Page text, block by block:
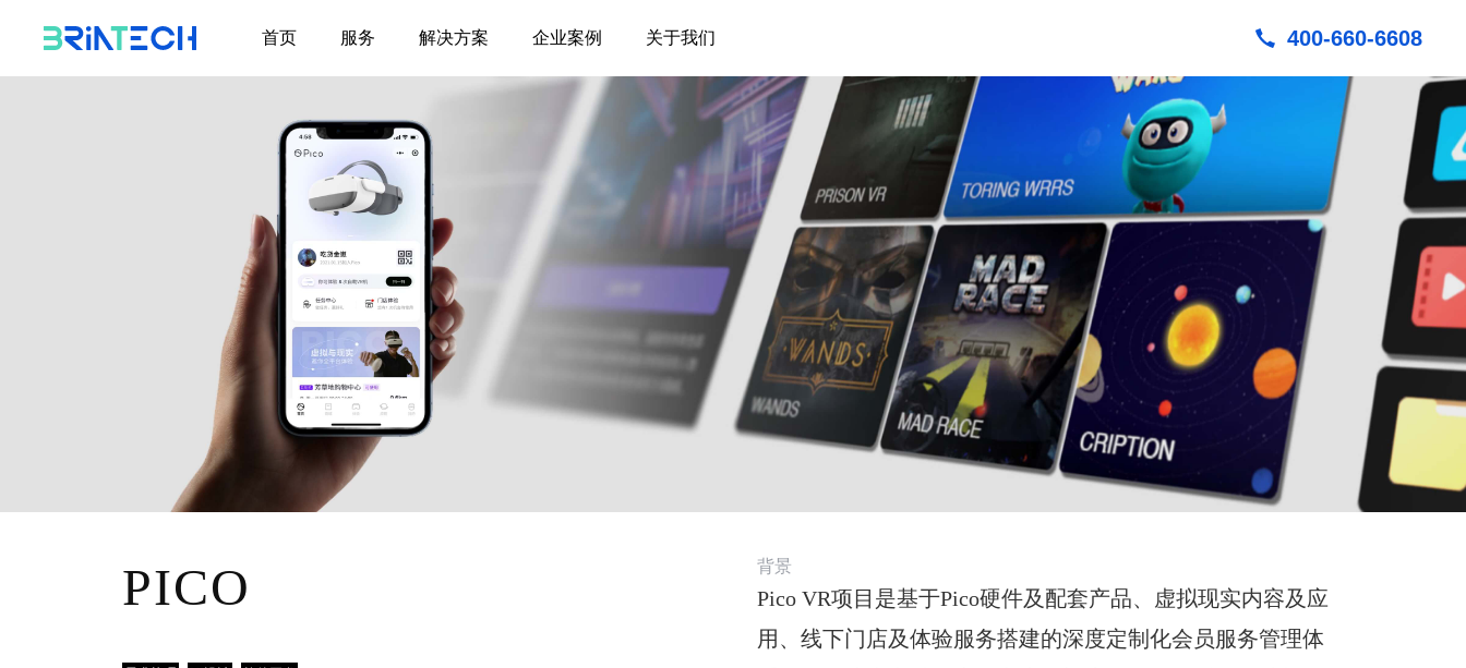
首页 服务
定制化软件开发
解决方案
数智双碳
基于群智能算法的双碳解决方案
分布式制造业产能共享平台
分布式智慧电厂运营决策平台
智能制造
3D-B2M 三维工业客制平台
LIMS 实验室数字化运管平台
智慧城市
城市低空域信息综合治理平台
物联网居家养老综合服务平台
园区空间数智化运营管理平台
数字孪生
实景建模
GIS可视化
UE像素流
3D建模
企业案例 关于我们 400-660-6608
PICO 背景
Pico VR项目是基于Pico硬件及配套产品、虚拟现实内容及应
用、线下门店及体验服务搭建的深度定制化会员服务管理体